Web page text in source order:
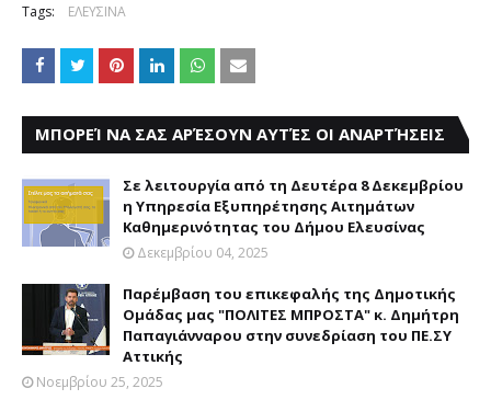
Tags: ΕΛΕΥΣΙΝΑ
ΜΠΟΡΕΊ ΝΑ ΣΑΣ ΑΡΈΣΟΥΝ ΑΥΤΈΣ ΟΙ ΑΝΑΡΤΉΣΕΙΣ
Σε λειτουργία από τη Δευτέρα 8 Δεκεμβρίου
η Υπηρεσία Εξυπηρέτησης Αιτημάτων
Καθημερινότητας του Δήμου Ελευσίνας
Δεκεμβρίου 04, 2025
Παρέμβαση του επικεφαλής της Δημοτικής
Ομάδας μας "ΠΟΛΙΤΕΣ ΜΠΡΟΣΤΑ" κ. Δημήτρη
Παπαγιάνναρου στην συνεδρίαση του ΠΕ.ΣΥ
Αττικής
Νοεμβρίου 25, 2025